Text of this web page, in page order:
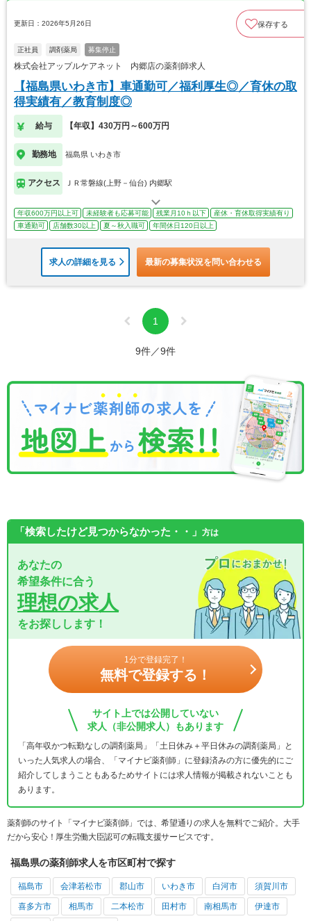
更新日：2026年5月26日 保存する
正社員 調剤薬局 募集停止
株式会社アップルケアネット 内郷店の薬剤師求人
【福島県いわき市】車通勤可／福利厚生◎／育休の取
得実績有／教育制度◎
給与 【年収】430万円～600万円
勤務地 福島県 いわき市
アクセス ＪＲ常磐線(上野－仙台) 内郷駅
年収600万円以上可 未経験者も応募可能 残業月10ｈ以下
産休・育休取得実績有り
車通勤可
店舗数30以上 夏～秋入職可 年間休日120日以上
求人の詳細を見る 最新の募集状況を問い合わせる
1
9件／9件
「検索したけど見つからなかった・・」 方は
あなたの
希望条件に合う
理想の求人
をお探しします！
1分で登録完了！
無料で登録する！
サイト上では公開していない
求人（非公開求人）もあります
「高年収かつ転勤なしの調剤薬局」「土日休み＋平日休みの調剤薬局」と
いった人気求人の場合、「マイナビ薬剤師」に登録済みの方に優先的にご
紹介してしまうこともあるためサイトには求人情報が掲載されないことも
あります。
薬剤師のサイト「マイナビ薬剤師」では、希望通りの求人を無料でご紹介。大手
だから安心！厚生労働大臣認可の転職支援サービスです。
福島県の薬剤師求人を市区町村で探す
福島市 会津若松市 郡山市 いわき市 白河市 須賀川市
喜多方市 相馬市 二本松市 田村市 南相馬市 伊達市